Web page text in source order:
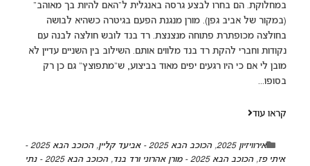
במחלוקת. הם בחרו לבצע גרסה באנגלית ל"האם להיות בך מאוהב"
(במקור של אביב גפן). מורן מנגנת הפעם בגיטרה כשהיא לבושה
בחולצה מכופתרת פתוחה מנצנצת. רד בנד לובש חולצה לבנה עם
נקודות וחברי להקת רד בנד מלווים אותם. השילוב בין השניים עדיין לא
מובן לי אם כי היו רגעים יפים מאוד בביצוע, ש"מתפוצץ" גם כן רק
בסופו...
קראו עוד
אירוויזיון 2025 ,הכוכב הבא 2025 - אביעד קליין ,
הכוכב הבא 2025 -
איתי פז,הכוכב הבא 2025 - מורן אהרוני ורד בנד ,
הכוכב הבא 2025 - נתי